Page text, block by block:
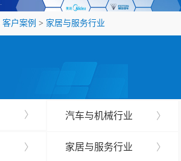
客户案例 > 家居与服务行业
〉 汽车与机械行业 〉
〉 家居与服务行业 〉